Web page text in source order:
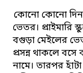
কোনো কোনো
ভেতর। প্রাইমারি
বগুড়া মেইলের
প্রসন্ন থাকলে
নামে। তারপর